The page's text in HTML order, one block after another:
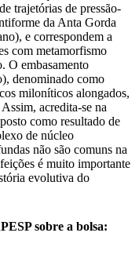
trajetórias de pressão-
da Anta Gorda
e correspondem a
com metamorfismo
O embasamento
denominado como
miloníticos alongados,
acredita-se na
como resultado de
de núcleo
não são comuns na
é muito importante
evolutiva do
sobre a bolsa: